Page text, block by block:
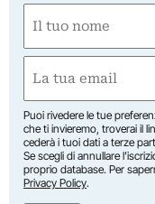
(Obbligatorio)
Nome
(Obbligatorio)
Puoi rivedere le tue
che ti invieremo, troverai il
cederà i tuoi dati a terze
Se scegli di annullare
proprio database. Per
Privacy Policy.